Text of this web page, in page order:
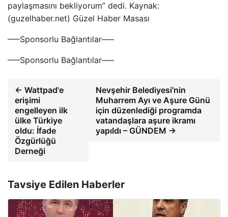
paylaşmasını bekliyorum” dedi. Kaynak:
(guzelhaber.net) Güzel Haber Masası
—–Sponsorlu Bağlantılar—–
—–Sponsorlu Bağlantılar—–
← Wattpad'e
erişimi
engelleyen ilk
ülke Türkiye
oldu: İfade
Özgürlüğü
Derneği
Nevşehir Belediyesi'nin
Muharrem Ayı ve Aşure Günü
için düzenlediği programda
vatandaşlara aşure ikramı
yapıldı – GÜNDEM →
Tavsiye Edilen Haberler